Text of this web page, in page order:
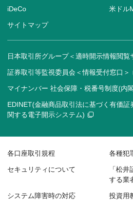
iDeCo 米ドル
サイトマップ
日本取引所グループ＜適時開示情報閲覧
証券取引等監視委員会＜情報受付窓口＞
マイナンバー 社会保障・税番号制度(内
EDINET(金融商品取引法に基づく有価証
関する電子開示システム)
各口座取引規程 各種犯
セキュリティについて
「松
する業
システム障害時の対応 投資用